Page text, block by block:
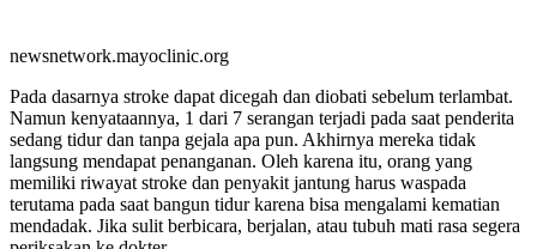
newsnetwork.mayoclinic.org
Pada dasarnya stroke dapat dicegah dan diobati sebelum terlambat.
Namun kenyataannya, 1 dari 7 serangan terjadi pada saat penderita
sedang tidur dan tanpa gejala apa pun. Akhirnya mereka tidak
langsung mendapat penanganan. Oleh karena itu, orang yang
memiliki riwayat stroke dan penyakit jantung harus waspada
terutama pada saat bangun tidur karena bisa mengalami kematian
mendadak. Jika sulit berbicara, berjalan, atau tubuh mati rasa segera